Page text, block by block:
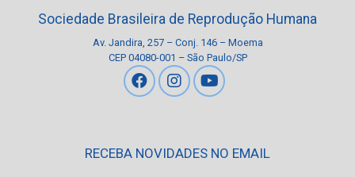
Sociedade Brasileira de Reprodução Humana
Av. Jandira, 257 – Conj. 146 – Moema
CEP 04080-001 – São Paulo/SP
RECEBA NOVIDADES NO EMAIL